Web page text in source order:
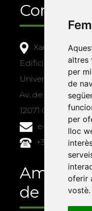
altres
per
de
per
lloc
oferir
vostè.
Contacte
Xarxa Vives
Edifici Àgora
Universitat Jaume
Av. de Vicent Sos
12071 Castelló de
e-
+34 964 72 89
Amb el
de